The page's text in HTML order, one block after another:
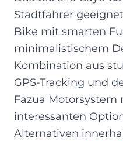
Stadtfahrer
Bike mit smarten
minimalistischem
Kombination aus
GPS-Tracking und
Fazua Motorsystem
interessanten
Alternativen